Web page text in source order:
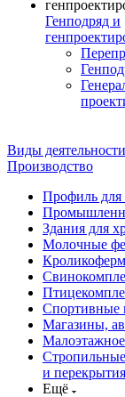
Генподряд и
Виды деятельности
Производство
Профиль
Здания для
Молочные
Спортивные
Магазины,
Малоэтажное
и перекрытия
Ещё